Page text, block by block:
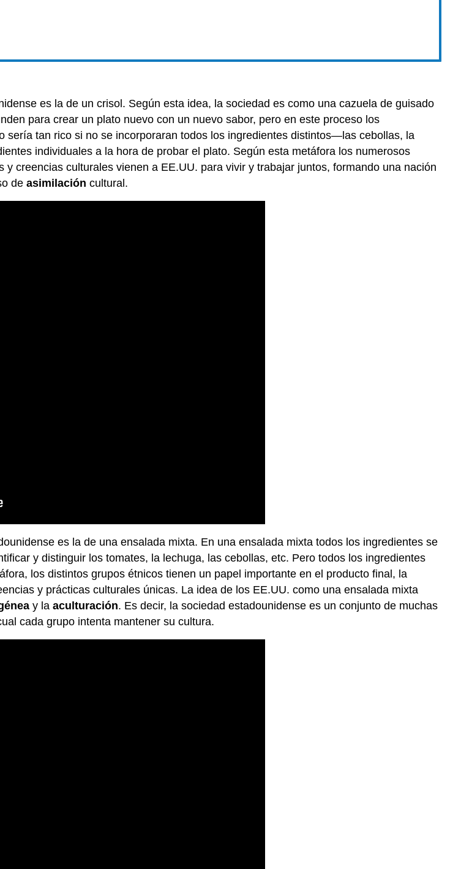
es la de un crisol. Según esta idea, la sociedad es como una cazuela de guisado
para crear un plato nuevo con un nuevo sabor, pero en este proceso los
tan rico si no se incorporaran todos los ingredientes distintos—las cebollas, la
individuales a la hora de probar el plato. Según esta metáfora los numerosos
creencias culturales vienen a EE.UU. para vivir y trabajar juntos, formando una nación
de asimilación cultural.
es la de una ensalada mixta. En una ensalada mixta todos los ingredientes se
y distinguir los tomates, la lechuga, las cebollas, etc. Pero todos los ingredientes
los distintos grupos étnicos tienen un papel importante en el producto final, la
y prácticas culturales únicas. La idea de los EE.UU. como una ensalada mixta
y la aculturación. Es decir, la sociedad estadounidense es un conjunto de muchas
cada grupo intenta mantener su cultura.